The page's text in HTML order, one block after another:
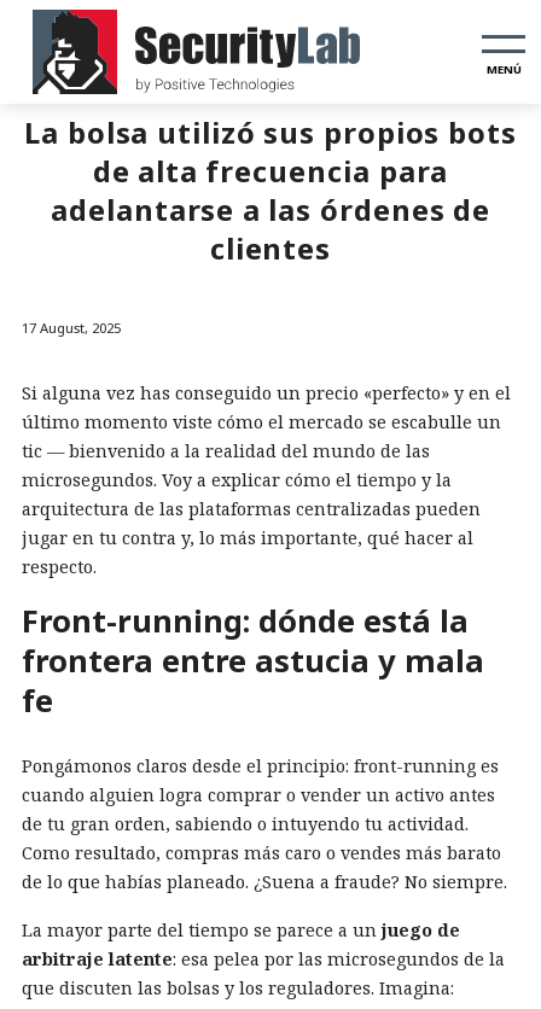
MENÚ
La bolsa utilizó sus propios bots
de alta frecuencia para
adelantarse a las órdenes de
clientes
17 August, 2025
Si alguna vez has conseguido un precio «perfecto» y en el
último momento viste cómo el mercado se escabulle un
tic — bienvenido a la realidad del mundo de las
microsegundos. Voy a explicar cómo el tiempo y la
arquitectura de las plataformas centralizadas pueden
jugar en tu contra y, lo más importante, qué hacer al
respecto.
Front-running: dónde está la
frontera entre astucia y mala
fe
Pongámonos claros desde el principio: front-running es
cuando alguien logra comprar o vender un activo antes
de tu gran orden, sabiendo o intuyendo tu actividad.
Como resultado, compras más caro o vendes más barato
de lo que habías planeado. ¿Suena a fraude? No siempre.
La mayor parte del tiempo se parece a unjuego de
arbitraje latente: esa pelea por las microsegundos de la
que discuten las bolsas y los reguladores. Imagina: